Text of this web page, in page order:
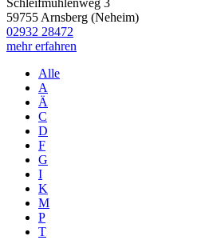
Schleifmühlenweg 3
59755 Arnsberg (Neheim)
02932 28472
mehr erfahren
Alle
A
Ä
C
D
F
G
I
K
M
P
T